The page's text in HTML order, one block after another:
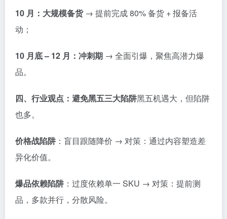
10 月：大规模备货→ 提前完成 80% 备货 + 报备活
动；
10 月底 – 12 月：冲刺期 → 全面引爆，聚焦高潜力爆
品。
四、行业观点：避免黑五三大陷阱黑五机遇大，但陷阱
也多。
价格战陷阱 ：盲目跟随降价 → 对策：通过内容塑造差
异化价值。
爆品依赖陷阱 ：过度依赖单一 SKU → 对策：提前测
品，多款并行，分散风险。